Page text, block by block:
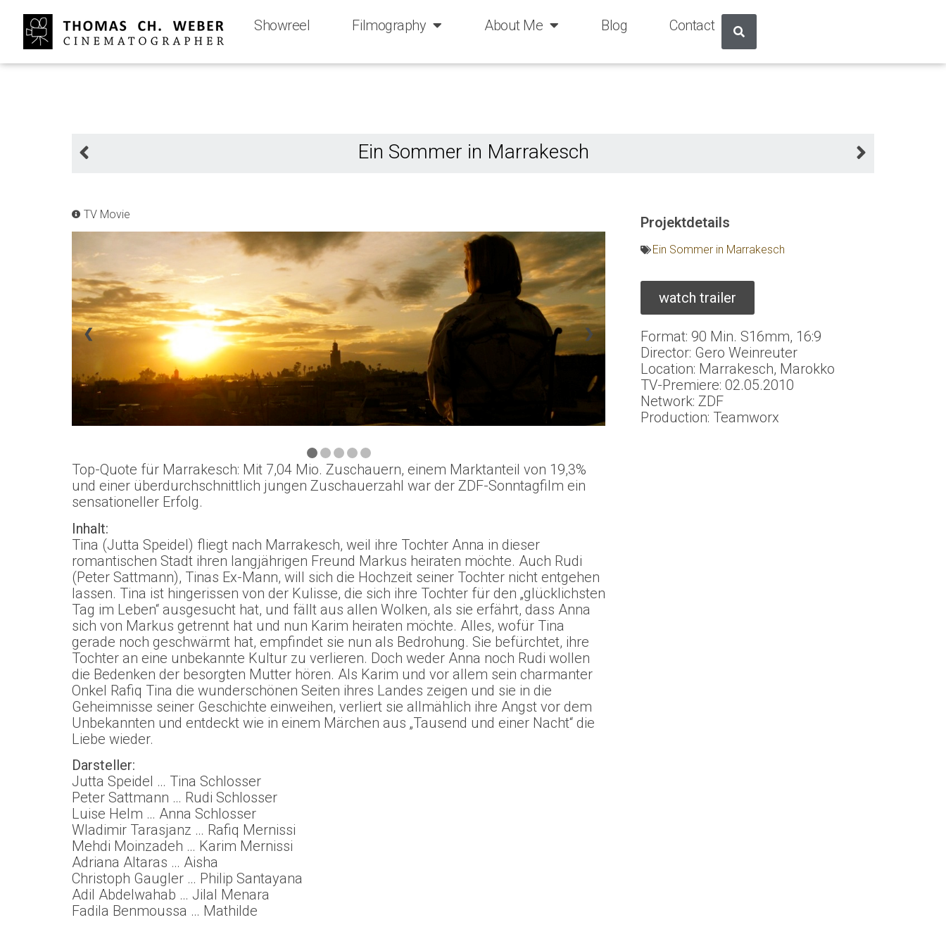
Showreel Filmography About Me Blog Contact
Ein Sommer in Marrakesch
TV Movie
❮ ❯
Top-Quote für Marrakesch: Mit 7,04 Mio. Zuschauern, einem Marktanteil von 19,3%
und einer überdurchschnittlich jungen Zuschauerzahl war der ZDF-Sonntagfilm ein
sensationeller Erfolg.
Inhalt:
Tina (Jutta Speidel) fliegt nach Marrakesch, weil ihre Tochter Anna in dieser
romantischen Stadt ihren langjährigen Freund Markus heiraten möchte. Auch Rudi
(Peter Sattmann), Tinas Ex-Mann, will sich die Hochzeit seiner Tochter nicht entgehen
lassen. Tina ist hingerissen von der Kulisse, die sich ihre Tochter für den „glücklichsten
Tag im Leben“ ausgesucht hat, und fällt aus allen Wolken, als sie erfährt, dass Anna
sich von Markus getrennt hat und nun Karim heiraten möchte. Alles, wofür Tina
gerade noch geschwärmt hat, empfindet sie nun als Bedrohung. Sie befürchtet, ihre
Tochter an eine unbekannte Kultur zu verlieren. Doch weder Anna noch Rudi wollen
die Bedenken der besorgten Mutter hören. Als Karim und vor allem sein charmanter
Onkel Rafiq Tina die wunderschönen Seiten ihres Landes zeigen und sie in die
Geheimnisse seiner Geschichte einweihen, verliert sie allmählich ihre Angst vor dem
Unbekannten und entdeckt wie in einem Märchen aus „Tausend und einer Nacht“ die
Liebe wieder.
Darsteller:
Jutta Speidel … Tina Schlosser
Peter Sattmann … Rudi Schlosser
Luise Helm … Anna Schlosser
Wladimir Tarasjanz … Rafiq Mernissi
Mehdi Moinzadeh … Karim Mernissi
Adriana Altaras … Aisha
Christoph Gaugler … Philip Santayana
Adil Abdelwahab … Jilal Menara
Fadila Benmoussa … Mathilde
Projektdetails
Ein Sommer in Marrakesch
watch trailer
Format: 90 Min. S16mm, 16:9
Director: Gero Weinreuter
Location: Marrakesch, Marokko
TV-Premiere: 02.05.2010
Network: ZDF
Production: Teamworx